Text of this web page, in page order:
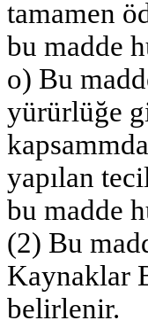
tamamen
bu madde
o) Bu
yürürlüğe
yapılan
bu madde
(2) Bu
Kaynaklar
belirlenir.